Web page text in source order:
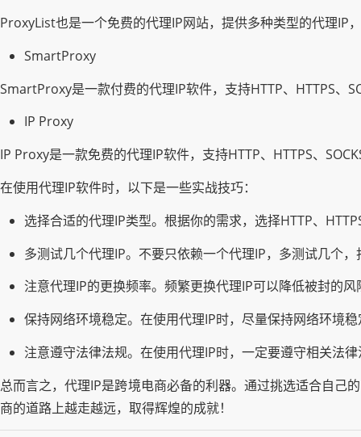
ProxyList也是一个免费的代理IP网站，提供多种类型的代理IP
SmartProxy
SmartProxy是一款付费的代理IP软件，支持HTTP、HTTPS、
IP Proxy
IP Proxy是一款免费的代理IP软件，支持HTTP、HTTPS、
在使用代理IP软件时，以下是一些实战技巧：
选择合适的代理IP类型。根据你的需求，选择HTTP、
多测试几个代理IP。不要只依赖一个代理IP，多测试几个
注意代理IP的更换频率。频繁更换代理IP可以降低被封的风
保持网络环境稳定。在使用代理IP时，尽量保持网络环境
注意遵守法律法规。在使用代理IP时，一定要遵守相关法
总而言之，代理IP是跨境电商必备的利器。通过挑选适合自己
商的道路上越走越远，取得辉煌的成就！